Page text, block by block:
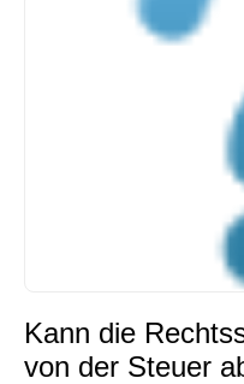
Kann die
von der Steuer